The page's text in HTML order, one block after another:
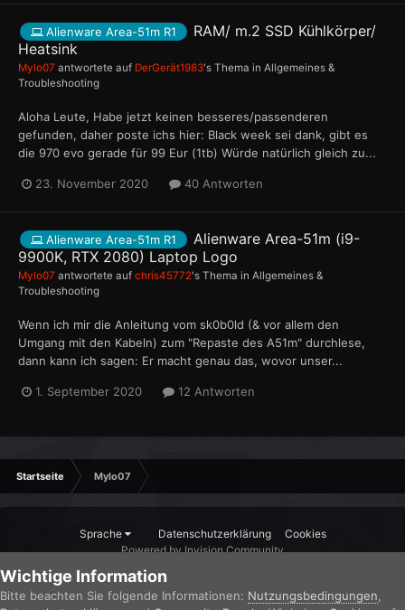
Alienware Area-51m R1
RAM/ m.2 SSD Kühlkörper/
Heatsink
Mylo07 antwortete auf DerGerät1983's Thema in Allgemeines &
Troubleshooting
Aloha Leute, Habe jetzt keinen besseres/passenderen
gefunden, daher poste ichs hier: Black week sei dank, gibt es
die 970 evo gerade für 99 Eur (1tb) Würde natürlich gleich zu...
23. November 2020 40 Antworten
Alienware Area-51m R1
Alienware Area-51m (i9-
9900K, RTX 2080) Laptop Logo
Mylo07 antwortete auf chris45772's Thema in Allgemeines &
Troubleshooting
Wenn ich mir die Anleitung vom sk0b0ld (& vor allem den
Umgang mit den Kabeln) zum "Repaste des A51m" durchlese,
dann kann ich sagen: Er macht genau das, wovor unser...
1. September 2020 12 Antworten
Startseite Mylo07
Sprache Datenschutzerklärung
Cookies
Powered by Invision Community
Wichtige Information
Bitte beachten Sie folgende Informationen: Nutzungsbedingungen